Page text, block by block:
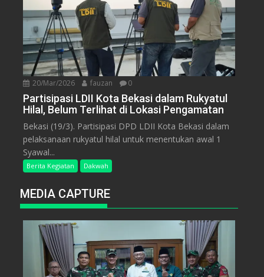
20/Mar/2026 fauzan 0
Partisipasi LDII Kota Bekasi dalam Rukyatul
Hilal, Belum Terlihat di Lokasi Pengamatan
Bekasi (19/3). Partisipasi DPD LDII Kota Bekasi dalam
pelaksanaan rukyatul hilal untuk menentukan awal 1
Syawal...
Berita Kegiatan Dakwah
MEDIA CAPTURE